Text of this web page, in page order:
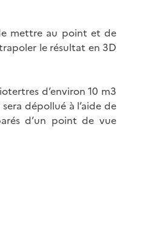
mettre au point et de
le résultat en 3D
d’environ 10 m3
dépollué à l’aide de
d’un point de vue